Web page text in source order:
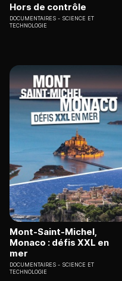
Hors de contrôle
DOCUMENTAIRES
SCIENCE ET
TECHNOLOGIE
Mont-Saint-Michel,
Monaco : défis XXL en
mer
DOCUMENTAIRES
SCIENCE ET
TECHNOLOGIE